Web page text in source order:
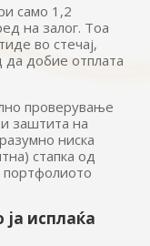
само 1,2
на залог. Тоа
во стечај,
да добие отплата
проверување
заштита на
ниска
стапка од
исплаќа